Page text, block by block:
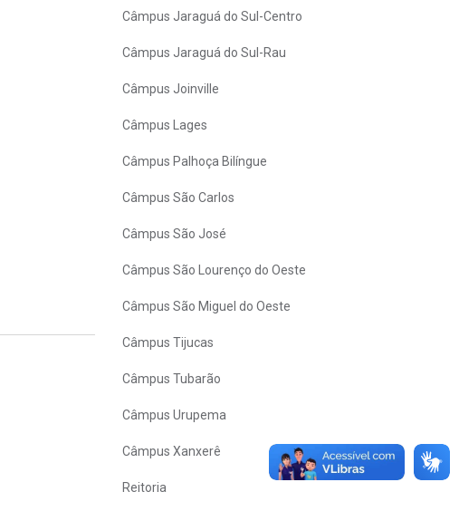
Câmpus Jaraguá do Sul-Centro
Câmpus Jaraguá do Sul-Rau
Câmpus Joinville
Câmpus Lages
Câmpus Palhoça Bilíngue
Câmpus São Carlos
Câmpus São José
Câmpus São Lourenço do Oeste
Câmpus São Miguel do Oeste
Câmpus Tijucas
Câmpus Tubarão
Câmpus Urupema
Câmpus Xanxerê
Reitoria